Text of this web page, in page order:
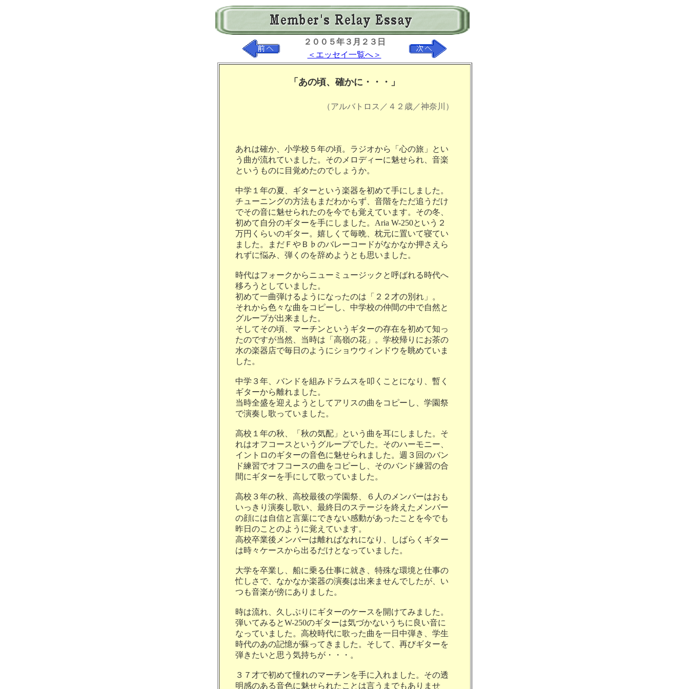
２００５年３月２３日
＜エッセイ一覧へ＞
「 あの頃、確かに・・・ 」
（アルバトロス／４２歳／神奈川）
あれは確か、小学校５年の頃。ラジオから「心の旅」とい
う曲が流れていました。そのメロディーに魅せられ、音楽
というものに目覚めたのでしょうか。
中学１年の夏、ギターという楽器を初めて手にしました。
チューニングの方法もまだわからず、音階をただ追うだけ
でその音に魅せられたのを今でも覚えています。その冬、
初めて自分のギターを手にしました。Aria W-250という２
万円くらいのギター。嬉しくて毎晩、枕元に置いて寝てい
ました。まだＦやＢ♭のバレーコードがなかなか押さえら
れずに悩み、弾くのを辞めようとも思いました。
時代はフォークからニューミュージックと呼ばれる時代へ
移ろうとしていました。
初めて一曲弾けるようになったのは「２２才の別れ」。
それから色々な曲をコピーし、中学校の仲間の中で自然と
グループが出来ました。
そしてその頃、マーチンというギターの存在を初めて知っ
たのですが当然、当時は「高嶺の花」。学校帰りにお茶の
水の楽器店で毎日のようにショウウィンドウを眺めていま
した。
中学３年、バンドを組みドラムスを叩くことになり、暫く
ギターから離れました。
当時全盛を迎えようとしてアリスの曲をコピーし、学園祭
で演奏し歌っていました。
高校１年の秋、「秋の気配」という曲を耳にしました。そ
れはオフコースというグループでした。そのハーモニー、
イントロのギターの音色に魅せられました。週３回のバン
ド練習でオフコースの曲をコピーし、そのバンド練習の合
間にギターを手にして歌っていました。
高校３年の秋、高校最後の学園祭、６人のメンバーはおも
いっきり演奏し歌い、最終日のステージを終えたメンバー
の顔には自信と言葉にできない感動があったことを今でも
昨日のことのように覚えています。
高校卒業後メンバーは離ればなれになり、しばらくギター
は時々ケースから出るだけとなっていました。
大学を卒業し、船に乗る仕事に就き、特殊な環境と仕事の
忙しさで、なかなか楽器の演奏は出来ませんでしたが、い
つも音楽が傍にありました。
時は流れ、久しぶりにギターのケースを開けてみました。
弾いてみるとW-250のギターは気づかないうちに良い音に
なっていました。高校時代に歌った曲を一日中弾き、学生
時代のあの記憶が蘇ってきました。そして、再びギターを
弾きたいと思う気持ちが・・・。
３７才で初めて憧れのマーチンを手に入れました。その透
明感のある音色に魅せられたことは言うまでもありませ